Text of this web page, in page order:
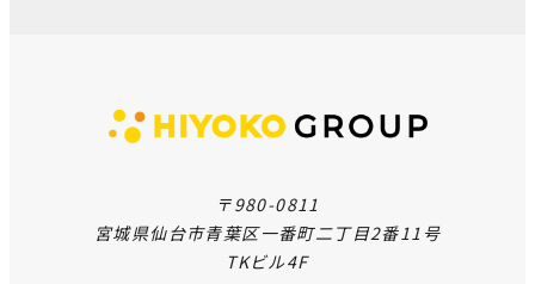
〒980-0811
宮城県仙台市青葉区一番町二丁目2番11号
TKビル4F